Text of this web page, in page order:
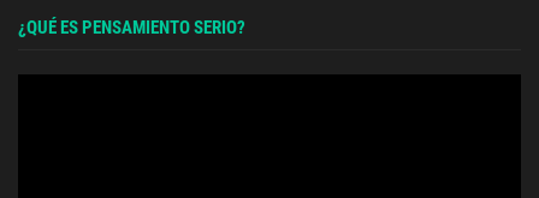
¿QUÉ ES PENSAMIENTO SERIO?